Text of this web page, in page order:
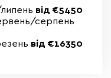
від €5450
серпень
від €16350